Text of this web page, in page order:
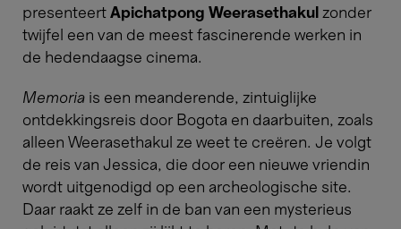
presenteert Apichatpong Weerasethakul zonder
twijfel een van de meest fascinerende werken in
de hedendaagse cinema.
Memoria is een meanderende, zintuiglijke
ontdekkingsreis door Bogota en daarbuiten, zoals
alleen Weerasethakul ze weet te creëren. Je volgt
de reis van Jessica, die door een nieuwe vriendin
wordt uitgenodigd op een archeologische site.
Daar raakt ze zelf in de ban van een mysterieus